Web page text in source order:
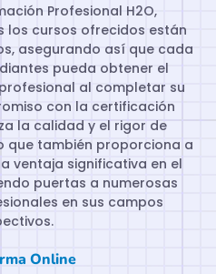
Profesional H2O,
los cursos ofrecidos están
asegurando así que cada
pueda obtener el
al completar su
con la certificación
la calidad y el rigor de
que también proporciona a
ventaja significativa en el
puertas a numerosas
en sus campos
Online